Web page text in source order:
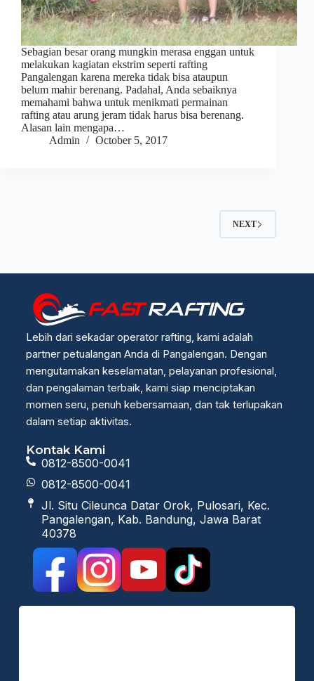
Sebagian besar orang mungkin merasa enggan untuk
melakukan kagiatan ekstrim seperti rafting
Pangalengan karena mereka tidak bisa ataupun
belum mahir berenang. Padahal, Anda sebaiknya
memahami bahwa untuk menikmati permainan
rafting atau arung jeram tidak harus bisa berenang.
Alasan lain mengapa…
Admin
October 5, 2017
NEXT
Lebih dari sekadar operator rafting, kami adalah
partner petualangan Anda di Pangalengan. Dengan
mengutamakan keselamatan, pelayanan profesional,
dan pengalaman terbaik, kami siap menciptakan
momen seru, penuh kebersamaan, dan tak terlupakan
dalam setiap aktivitas.
Kontak Kami
0812-8500-0041
0812-8500-0041
Jl. Situ Cileunca Datar Orok, Pulosari, Kec.
Pangalengan, Kab. Bandung, Jawa Barat
40378